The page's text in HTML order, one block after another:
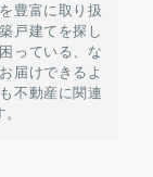
豊富に取り扱
戸建てを探し
っている、な
届けできるよ
不動産に関連